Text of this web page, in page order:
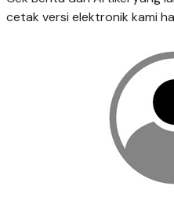
cetak versi elektronik kami